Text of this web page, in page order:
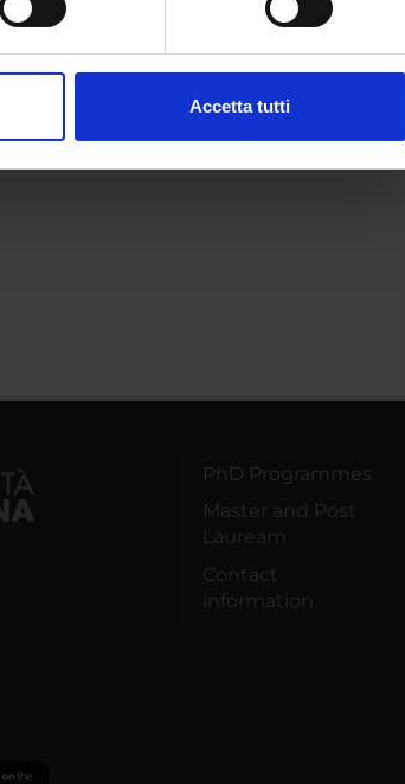
sui cookie.
Accetta tutti
PhD Programmes
Master and Post
Lauream
Contact
information